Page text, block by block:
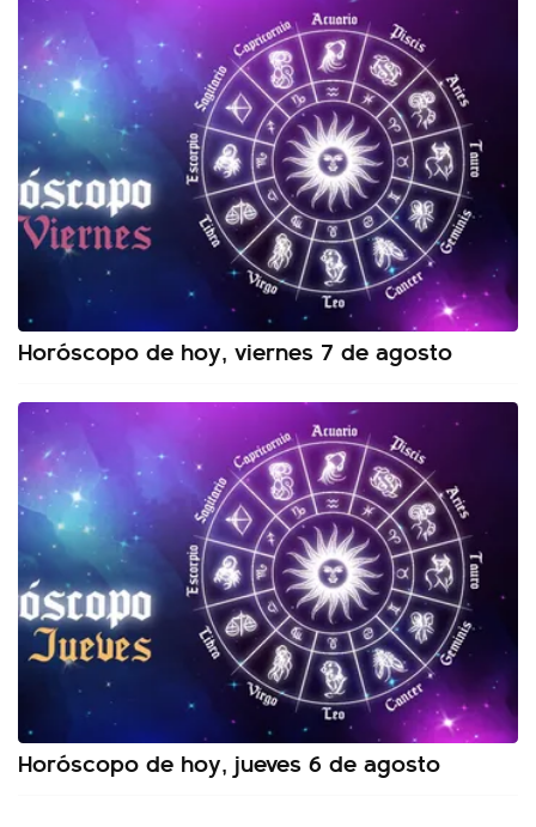
Horóscopo de hoy, viernes 7 de agosto
Horóscopo de hoy, jueves 6 de agosto